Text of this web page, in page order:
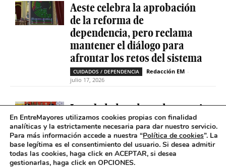
Aeste celebra la aprobación
de la reforma de
dependencia, pero reclama
mantener el diálogo para
afrontar los retos del sistema
CUIDADOS / DEPENDENCIA Redacción EM -
julio 17, 2026
La soledad no deseada es casi
cinco veces superior entre
personas que tienen
problemas de salud mental
SOLEDAD NO DESEADA Redacción EM
En EntreMayores utilizamos cookies propias con finalidad
analíticas y la estrictamente necesaria para dar nuestro servicio.
Para más información accede a nuestra “Política de cookies”. La
base legítima es el consentimiento del usuario. Si desea admitir
todas las cookies, haga click en ACEPTAR, si desea
gestionarlas, haga click en OPCIONES.